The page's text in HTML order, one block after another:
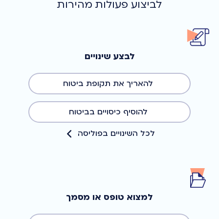
לביצוע פעולות מהירות
לבצע שינויים
להאריך את תקופת ביטוח
להוסיף כיסויים בביטוח
לכל השינויים בפוליסה
למצוא טופס או מסמך